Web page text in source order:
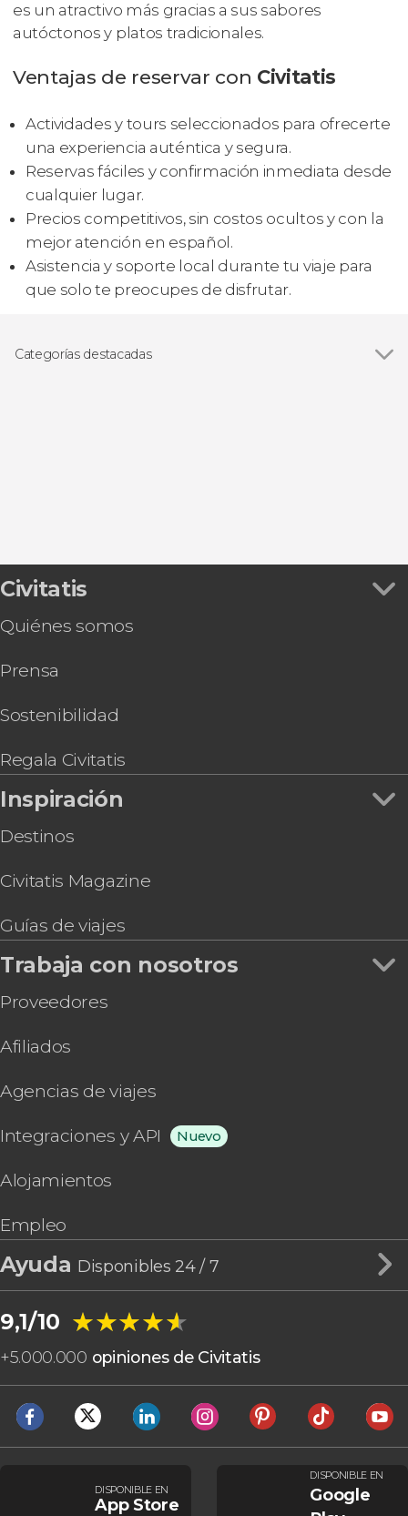
es un atractivo más gracias a sus sabores
autóctonos y platos tradicionales.
Ventajas de reservar con Civitatis
Actividades y tours seleccionados para ofrecerte
una experiencia auténtica y segura.
Reservas fáciles y confirmación inmediata desde
cualquier lugar.
Precios competitivos, sin costos ocultos y con la
mejor atención en español.
Asistencia y soporte local durante tu viaje para
que solo te preocupes de disfrutar.
Categorías destacadas
Civitatis
Quiénes somos
Prensa
Sostenibilidad
Regala Civitatis
Inspiración
Destinos
Civitatis Magazine
Guías de viajes
Trabaja con nosotros
Proveedores
Afiliados
Agencias de viajes
Integraciones y API Nuevo
Alojamientos
Empleo
Ayuda Disponibles 24 / 7
9,1/10 ★★★★★
★★★★★
+5.000.000 opiniones de Civitatis
DISPONIBLE EN
App Store
DISPONIBLE EN
Google